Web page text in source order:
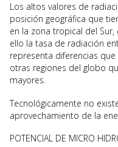
Los altos valores de
posición geográfica que
en la zona tropical del
ello la tasa de radiación
representa diferencias
otras regiones del globo
mayores.
Tecnológicamente no
aprovechamiento de la
POTENCIAL DE MICRO